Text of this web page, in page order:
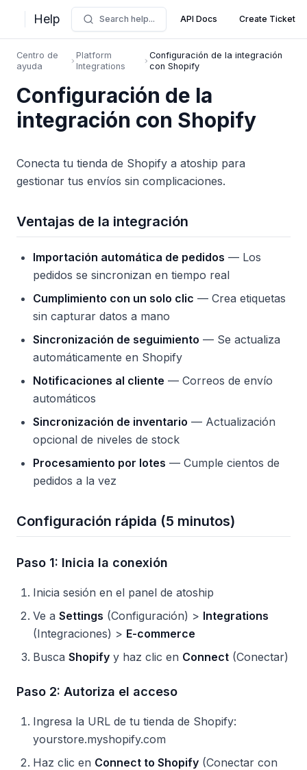
Help Search help... API Docs Create Ticket
Centro de
ayuda
Platform
Integrations
Configuración de la integración
con Shopify
Configuración de la
integración con Shopify
Conecta tu tienda de Shopify a atoship para
gestionar tus envíos sin complicaciones.
Ventajas de la integración
Importación automática de pedidos — Los
pedidos se sincronizan en tiempo real
Cumplimiento con un solo clic — Crea etiquetas
sin capturar datos a mano
Sincronización de seguimiento — Se actualiza
automáticamente en Shopify
Notificaciones al cliente — Correos de envío
automáticos
Sincronización de inventario — Actualización
opcional de niveles de stock
Procesamiento por lotes — Cumple cientos de
pedidos a la vez
Configuración rápida (5 minutos)
Paso 1: Inicia la conexión
Inicia sesión en el panel de atoship
Ve a Settings (Configuración) > Integrations
(Integraciones) > E-commerce
Busca Shopify y haz clic en Connect (Conectar)
Paso 2: Autoriza el acceso
Ingresa la URL de tu tienda de Shopify:
yourstore.myshopify.com
Haz clic en Connect to Shopify (Conectar con